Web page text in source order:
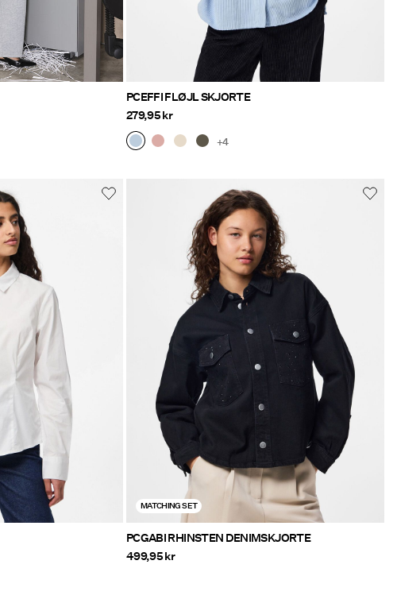
PCEFFI FLØJL SKJORTE
279,95 kr
+4
MATCHING SET
PCGABI RHINSTEN DENIMSKJORTE
499,95 kr